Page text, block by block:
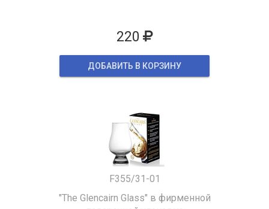
220
ДОБАВИТЬ В КОРЗИНУ
F355/31-01
"The Glencairn Glass" в фирменной